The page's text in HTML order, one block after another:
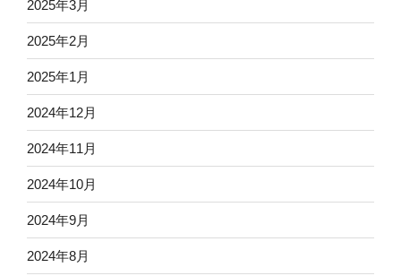
2025年3月
2025年2月
2025年1月
2024年12月
2024年11月
2024年10月
2024年9月
2024年8月